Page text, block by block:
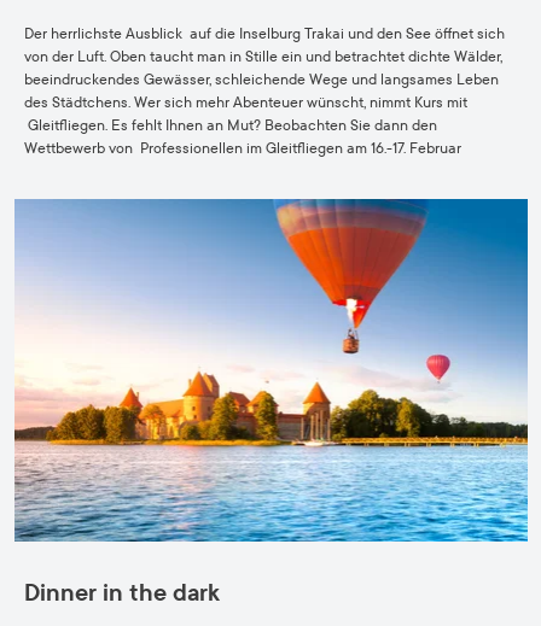
Der herrlichste Ausblick auf die Inselburg Trakai und den See öffnet sich
von der Luft. Oben taucht man in Stille ein und betrachtet dichte Wälder,
beeindruckendes Gewässer, schleichende Wege und langsames Leben
des Städtchens. Wer sich mehr Abenteuer wünscht, nimmt Kurs mit
Gleitfliegen. Es fehlt Ihnen an Mut? Beobachten Sie dann den
Wettbewerb von Professionellen im Gleitfliegen am 16.-17. Februar
Dinner in the dark